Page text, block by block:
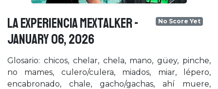
LA EXPERIENCIA MEXTALKER -
January 06, 2026
No Score Yet
Glosario: chicos, chelar, chela, mano, güey, pinche,
no mames, culero/culera, miados, miar, lépero,
encabronado, chale, gacho/gachas, ahí muere,